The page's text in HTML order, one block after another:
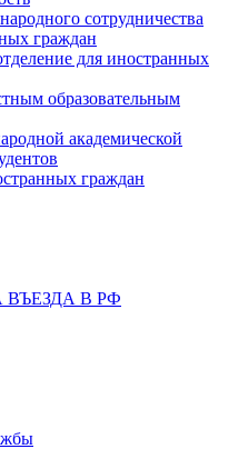
сотрудничества
граждан
для иностранных
образовательным
академической
граждан
В РФ